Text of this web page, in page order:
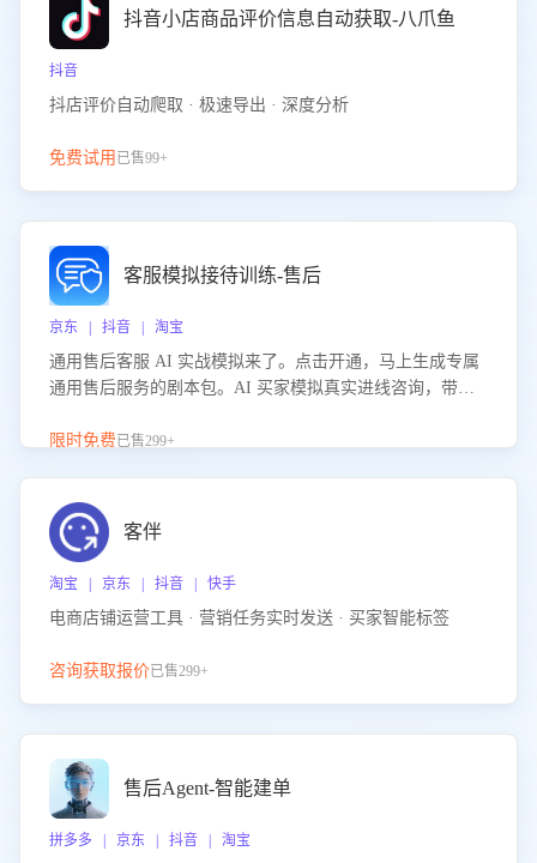
抖音小店商品评价信息自动获取-八爪鱼
抖音
抖店评价自动爬取 · 极速导出 · 深度分析
免费试用 已售99+
客服模拟接待训练-售后
京东 | 抖音 | 淘宝
通用售后客服 AI 实战模拟来了。点击开通，马上生成专属
通用售后服务的剧本包。AI 买家模拟真实进线咨询，带您
的应对要点，轻松提升服务能力。
限时免费已售299+
客伴
淘宝 | 京东 | 抖音 | 快手
电商店铺运营工具 · 营销任务实时发送 · 买家智能标签
咨询获取报价已售299+
售后Agent-智能建单
拼多多 | 京东 | 抖音 | 淘宝